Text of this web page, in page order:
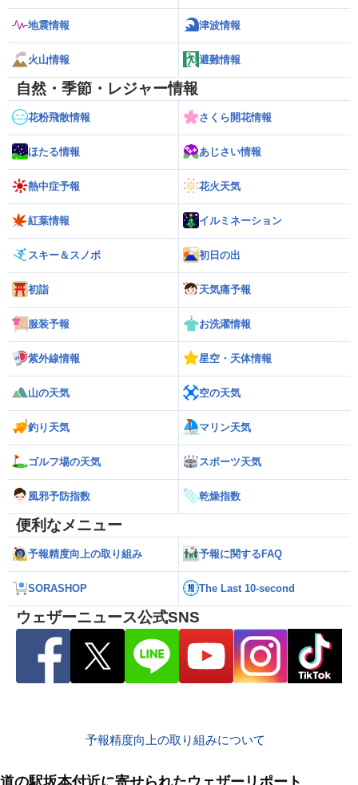
地震情報 津波情報
火山情報 避難情報
自然・季節・レジャー情報
花粉飛散情報 さくら開花情報
ほたる情報 あじさい情報
熱中症予報 花火天気
紅葉情報 イルミネーション
スキー＆スノボ 初日の出
初詣 天気痛予報
服装予報 お洗濯情報
紫外線情報 星空・天体情報
山の天気 空の天気
釣り天気 マリン天気
ゴルフ場の天気 スポーツ天気
風邪予防指数 乾燥指数
便利なメニュー
予報精度向上の取り組み 予報に関するFAQ
SORASHOP The Last 10-second
ウェザーニュース公式SNS
予報精度向上の取り組みについて